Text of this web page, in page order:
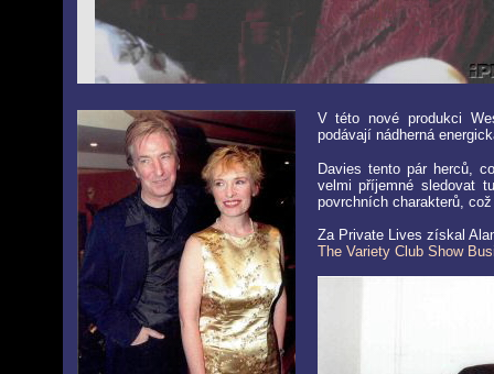
V této nové produkci
podávají nádherná
Davies tento pár herců,
velmi příjemné sledovat
povrchních charakterů,
Za Private Lives získal
The Variety Club Show